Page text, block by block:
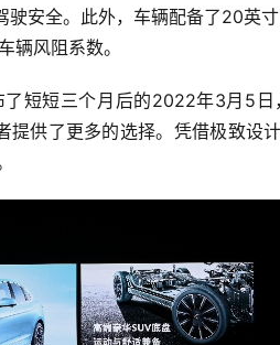
安全。此外，车辆配备了20英
辆风阻系数。
短短三个月后的2022年3月5
供了更多的选择。凭借极致设